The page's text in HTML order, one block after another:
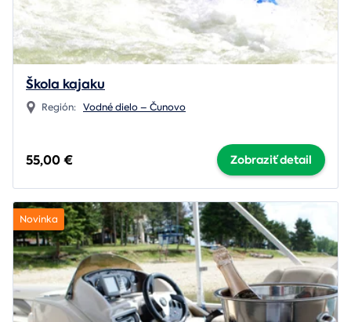
Škola kajaku
Región: Vodné dielo – Čunovo
55,00 € Zobraziť detail
Novinka